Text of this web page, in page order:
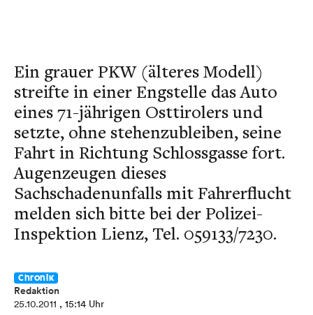
Ein grauer PKW (älteres Modell)
streifte in einer Engstelle das Auto
eines 71-jährigen Osttirolers und
setzte, ohne stehenzubleiben, seine
Fahrt in Richtung Schlossgasse fort.
Augenzeugen dieses
Sachschadenunfalls mit Fahrerflucht
melden sich bitte bei der Polizei-
Inspektion Lienz, Tel. 059133/7230.
Chronik
Redaktion
25.10.2011 , 15:14 Uhr